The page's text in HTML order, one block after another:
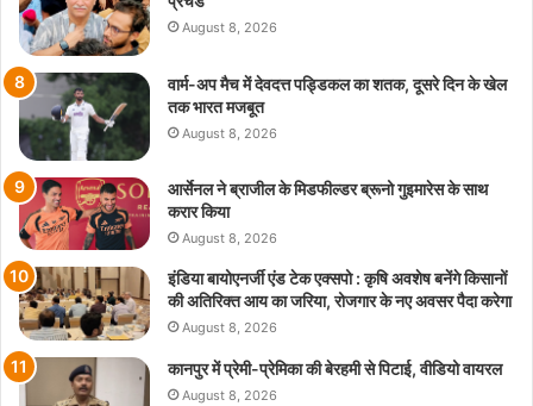
August 8, 2026
वार्म-अप मैच में देवदत्त पड्डिकल का शतक, दूसरे दिन के खेल
तक भारत मजबूत
August 8, 2026
आर्सेनल ने ब्राजील के मिडफील्डर ब्रूनो गुइमारेस के साथ
करार किया
August 8, 2026
इंडिया बायोएनर्जी एंड टेक एक्सपो : कृषि अवशेष बनेंगे किसानों
की अतिरिक्त आय का जरिया, रोजगार के नए अवसर पैदा करेगा
August 8, 2026
कानपुर में प्रेमी-प्रेमिका की बेरहमी से पिटाई, वीडियो वायरल
August 8, 2026